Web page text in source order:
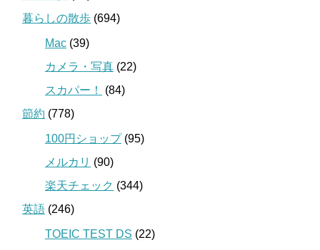
暮らしの散歩 (694)
Mac (39)
カメラ・写真 (22)
スカパー！
(84)
節約 (778)
100円ショップ(95)
メルカリ (90)
楽天チェック (344)
英語 (246)
TOEIC TEST DS (22)